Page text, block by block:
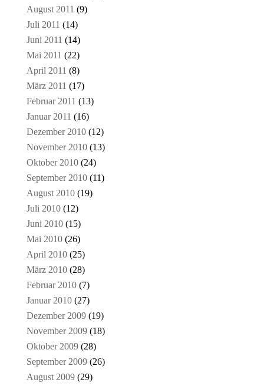
August 2011 (9)
Juli 2011 (14)
Juni 2011 (14)
Mai 2011 (22)
April 2011 (8)
März 2011 (17)
Februar 2011 (13)
Januar 2011 (16)
Dezember 2010(12)
November 2010(13)
Oktober 2010(24)
September 2010(11)
August 2010(19)
Juli 2010(12)
Juni 2010(15)
Mai 2010(26)
April 2010(25)
März 2010(28)
Februar 2010(7)
Januar 2010(27)
Dezember 2009(19)
November 2009(18)
Oktober 2009(28)
September 2009(26)
August 2009(29)